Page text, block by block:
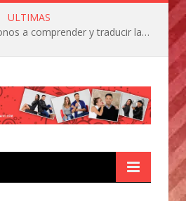
ULTIMAS
La IA está acercándonos a comprender y traducir las vocalizaciones y comportamientos de nuestras mascotas